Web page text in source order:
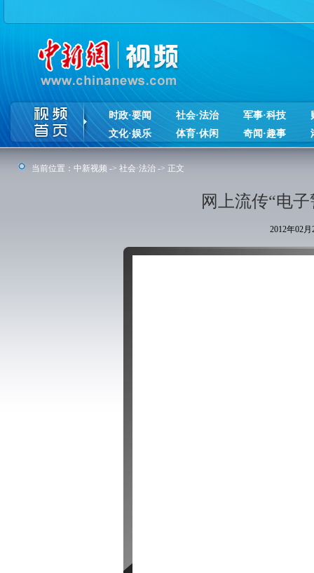
时政·要闻 社会·法治 军事·科技
文化·娱乐
体育·休闲 奇闻·趣事
当前位置： 中新视频 -> 社会·法治 -> 正文
网上流传“电
2012年02